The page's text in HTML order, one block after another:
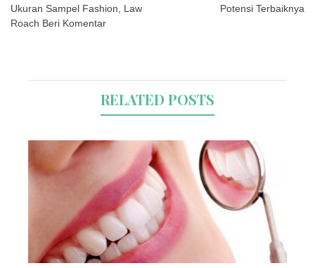
Ukuran Sampel Fashion, Law
Roach Beri Komentar
Potensi Terbaiknya
RELATED POSTS